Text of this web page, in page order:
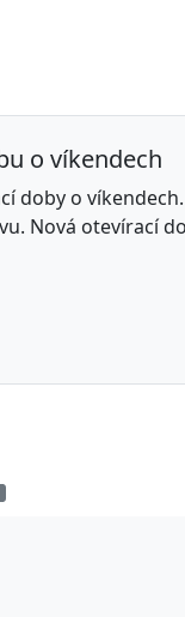
o víkendech
o
Nová otevírací